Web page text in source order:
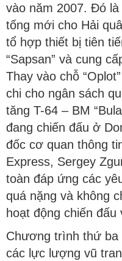
vào năm 2007. Đó
tống mới cho Hải
tổ hợp thiết bị tiên
“Sapsan” và cung
Thay vào chỗ
chi cho ngân sách
tăng T-64 – BM
đang chiến đấu ở
đốc cơ quan thông
Express, Sergey
toàn đáp ứng các
quá nặng và không
hoạt động chiến đấu
Chương trình thứ ba
các lực lượng vũ